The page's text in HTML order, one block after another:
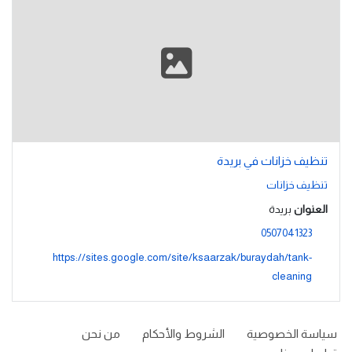
تنظيف خزانات في بريدة
تنظيف خزانات
العنوان بريدة
0507041323
https://sites.google.com/site/ksaarzak/buraydah/tank-
cleaning
سياسة الخصوصية الشروط والأحكام
من نحن